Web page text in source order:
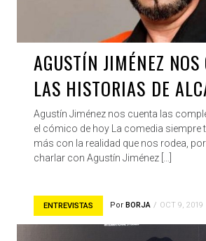
AGUSTÍN JIMÉNEZ NOS
LAS HISTORIAS DE
Agustín Jiménez nos cuenta las
el cómico de hoy La comedia siempre
más con la realidad que nos rodea,
charlar con Agustín Jiménez […]
ENTREVISTAS Por BORJA OCT 9, 2019